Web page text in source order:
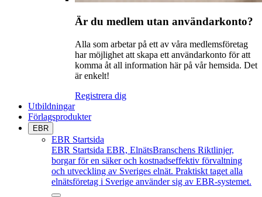
Är du medlem utan användarkonto?
Alla som arbetar på ett av våra medlemsföretag
har möjlighet att skapa ett användarkonto för att
komma åt all information här på vår hemsida. Det
är enkelt!
Registrera dig
Utbildningar
Förlagsprodukter
EBR
EBR Startsida
EBR Startsida EBR, ElnätsBranschens Riktlinjer,
borgar för en säker och kostnadseffektiv förvaltning
och utveckling av Sveriges elnät. Praktiskt taget alla
elnätsföretag i Sverige använder sig av EBR-systemet.